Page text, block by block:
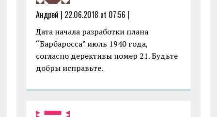
Андрей | 22.06.2018 at 07:56 |
Дата начала разработки плана
“Барбаросса” июль 1940 года,
согласно дерективы номер 21. Будьте
добры исправьте.